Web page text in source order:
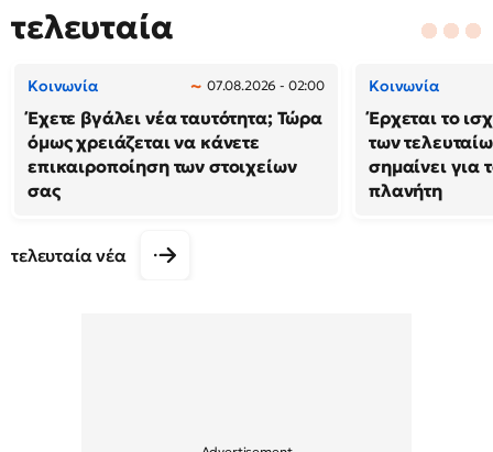
τελευταία
Κοινωνία 07.08.2026 - 02:00
Έχετε βγάλει νέα ταυτότητα; Τώρα
όμως χρειάζεται να κάνετε
επικαιροποίηση των στοιχείων
σας
Κοινωνία
Έρχεται το
των
σημαίνει για
πλανήτη
τελευταία νέα